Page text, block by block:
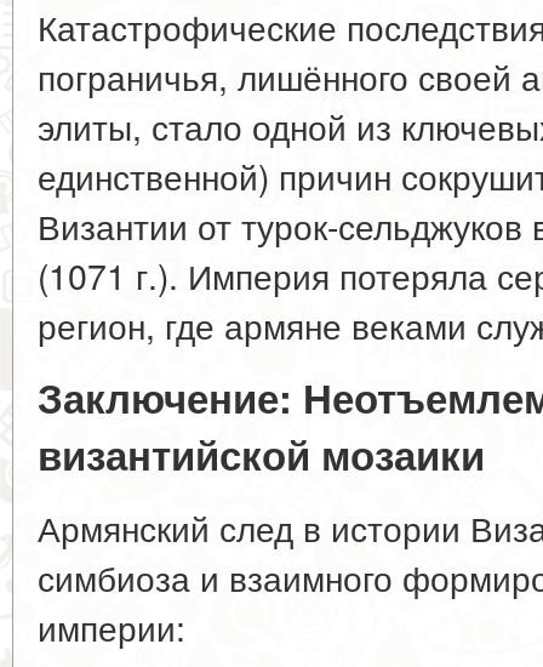
Катастрофические
пограничья, лишённого своей
элиты, стало одной из
единственной) причин
Византии от турок-
(1071 г.). Империя потеряла
регион, где армяне веками
Заключение:
византийской мозаики
Армянский след в истории
симбиоза и взаимного
империи: